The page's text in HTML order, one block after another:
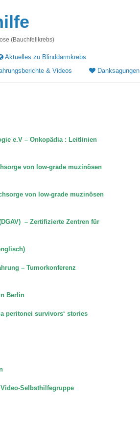
(Bauchfellkrebs)
Aktuelles zu Blinddarmkrebs
& Videos Danksagungen
e.V – Onkopädia : Leitlinien
von low-grade muzinösen
von low-grade muzinösen
– Zertifizierte Zentren für
– Tumorkonferenz
Berlin
peritonei survivors‘ stories
Selbsthilfegruppe